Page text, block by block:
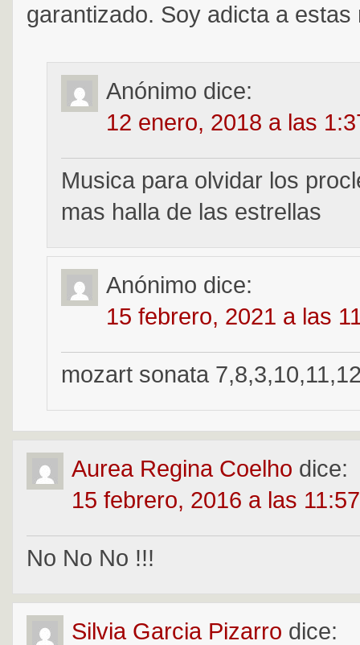
garantizado. Soy adicta a estas
Anónimo dice:
12 enero, 2018 a las
Musica para olvidar los
mas halla de las estrellas
Anónimo dice:
15 febrero, 2021 a las
mozart sonata
Aurea Regina Coelho dice:
15 febrero, 2016 a las
No No No !!!
Silvia Garcia Pizarro dice: